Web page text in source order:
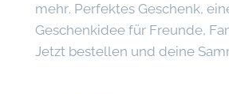
mehr. Perfektes Geschenk,
Geschenkidee für Freunde,
Jetzt bestellen und deine